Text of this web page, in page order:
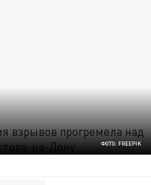
ФОТО: FREEPIK